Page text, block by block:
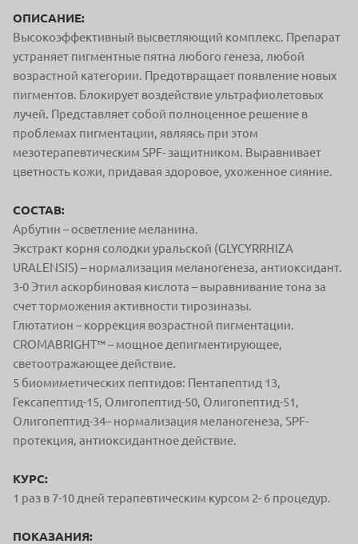
ОПИСАНИЕ:
Высокоэффективный высветляющий комплекс. Препарат
устраняет пигментные пятна любого генеза, любой
возрастной категории. Предотвращает появление новых
пигментов. Блокирует воздействие ультрафиолетовых
лучей. Представляет собой полноценное решение в
проблемах пигментации, являясь при этом
мезотерапевтическим SPF- защитником. Выравнивает
цветность кожи, придавая здоровое, ухоженное сияние.
СОСТАВ:
Арбутин – осветление меланина.
Экстракт корня солодки уральской (GLYCYRRHIZA
URALENSIS) – нормализация меланогенеза, антиоксидант.
3-0 Этил аскорбиновая кислота – выравнивание тона за
счет торможения активности тирозиназы.
Глютатион – коррекция возрастной пигментации.
CROMABRIGHT™ – мощное депигментирующее,
светоотражающее действие.
5 биомиметических пептидов: Пентапептид 13,
Гексапептид-15, Олигопептид-50, Олигопептид-51,
Олигопептид-34– нормализация меланогенеза, SPF-
протекция, антиоксидантное действие.
КУРС:
1 раз в 7-10 дней терапевтическим курсом 2- 6 процедур.
ПОКАЗАНИЯ: